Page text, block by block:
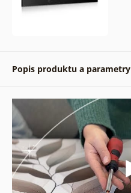
Popis produktu a parametry